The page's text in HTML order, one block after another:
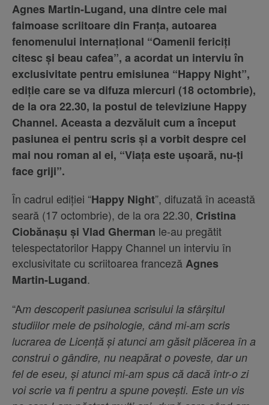
Agnes Martin-Lugand, una dintre cele mai
faimoase scriitoare din Franța, autoarea
fenomenului internațional “Oamenii fericiți
citesc și beau cafea”, a acordat un interviu în
exclusivitate pentru emisiunea “Happy Night”,
ediție care se va difuza miercuri (18 octombrie),
de la ora 22.30, la postul de televiziune Happy
Channel. Aceasta a dezvăluit cum a început
pasiunea ei pentru scris și a vorbit despre cel
mai nou roman al ei, “Viața este ușoară, nu-ți
face griji”.
În cadrul ediției “Happy Night”, difuzată în această
seară (17 octombrie), de la ora 22.30, Cristina
Ciobănașu și Vlad Gherman le-au pregătit
telespectatorilor Happy Channel un interviu în
exclusivitate cu scriitoarea francezăAgnes
Martin-Lugand.
“Am descoperit pasiunea scrisului la sfârșitul
studiilor mele de psihologie, când mi-am scris
lucrarea de Licență și atunci am găsit plăcerea în a
construi o gândire, nu neapărat o poveste, dar un
fel de eseu, și atunci mi-am spus că dacă într-o zi
voi scrie va fi pentru a spune povești. Este un vis